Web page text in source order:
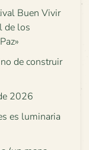
Buen Vivir
de los
de construir
2026
es luminaria